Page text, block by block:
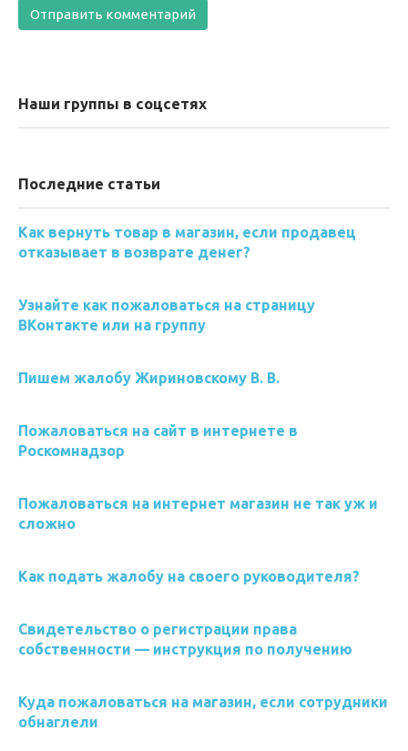
Наши группы в соцсетях
Последние статьи
Как вернуть товар в магазин, если продавец
отказывает в возврате денег?
Узнайте как пожаловаться на страницу
ВКонтакте или на группу
Пишем жалобу Жириновскому В. В.
Пожаловаться на сайт в интернете в
Роскомнадзор
Пожаловаться на интернет магазин не так уж и
сложно
Как подать жалобу на своего руководителя?
Свидетельство о регистрации права
собственности — инструкция по получению
Куда пожаловаться на магазин, если сотрудники
обнаглели